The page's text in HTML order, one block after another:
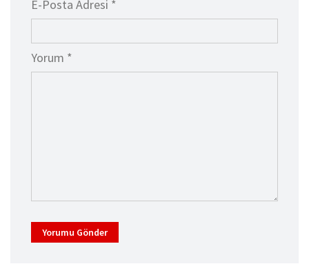
E-Posta Adresi *
Yorum *
Yorumu Gönder